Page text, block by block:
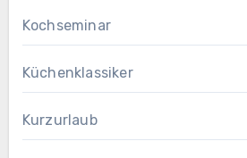
Kochseminar
Küchenklassiker
Kurzurlaub